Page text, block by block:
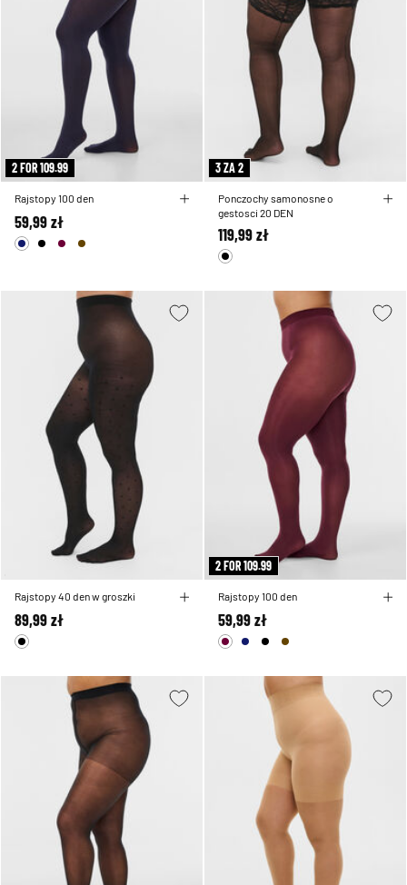
2 FOR 109.99
Rajstopy 100 den
59,99 zł
3 ZA 2
Ponczochy samonosne o
gestosci 20 DEN
119,99 zł
Rajstopy 40 den w groszki
89,99 zł
2 FOR 109.99
Rajstopy 100 den
59,99 zł